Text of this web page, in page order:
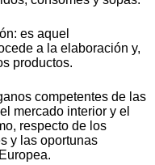
es aquel
a la elaboración y,
productos.
competentes de las
mercado interior y el
respecto de los
y las oportunas